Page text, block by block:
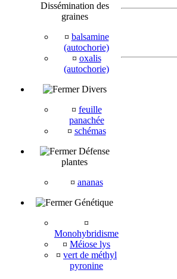
Dissémination des
graines
¤ balsamine
(autochorie)
¤ oxalis
(autochorie)
Divers
¤ feuille
panachée
¤ schémas
Défense
plantes
¤ ananas
Génétique
¤
Monohybridisme
¤ Méiose lys
¤ vert de méthyl
pyronine